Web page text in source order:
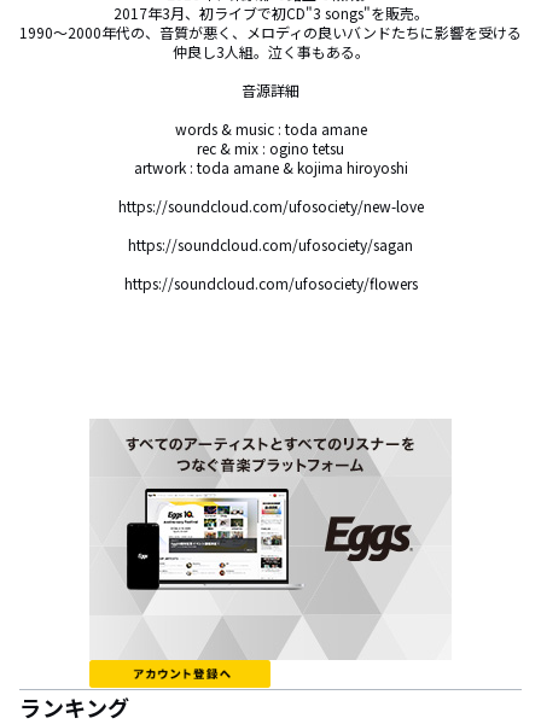
2017年3月、初ライブで初CD"3 songs"を販売。
1990〜2000年代の、音質が悪く、メロディの良いバンドたちに影響を受ける
仲良し3人組。泣く事もある。
音源詳細
words & music : toda amane
rec & mix : ogino tetsu
artwork : toda amane & kojima hiroyoshi
https://soundcloud.com/ufosociety/new-love
https://soundcloud.com/ufosociety/sagan
https://soundcloud.com/ufosociety/flowers
ランキング